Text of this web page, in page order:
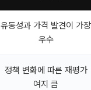
유동성과 가격 발견이 가장
우수
정책 변화에 따른 재평가
여지 큼